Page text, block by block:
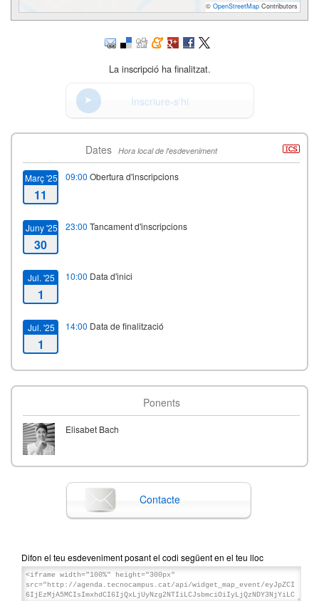
© OpenStreetMap Contributors
La inscripció ha finalitzat.
Inscriure-s'hi
Dates Hora local de l'esdeveniment
Març '25
11
09:00 Obertura d'inscripcions
Juny '25
30
23:00 Tancament d'inscripcions
Jul. '25
1
10:00 Data d'inici
Jul. '25
1
14:00 Data de finalització
Ponents
Elisabet Bach
Contacte
Difon el teu esdeveniment posant el codi següent en el teu lloc